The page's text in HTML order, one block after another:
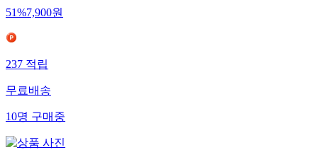
51%7,900원
237적립
무료배송
10명구매중